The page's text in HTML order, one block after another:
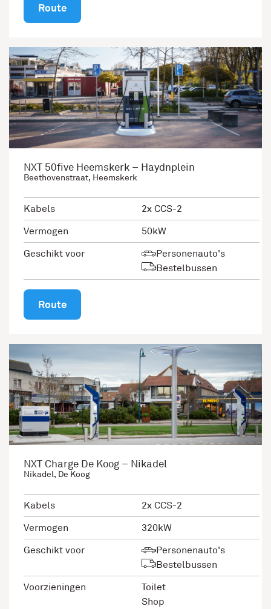
Route
NXT 50five Heemskerk – Haydnplein
Beethovenstraat, Heemskerk
Kabels
2x CCS-2
Vermogen
50kW
Geschikt voor
Personenauto's
Bestelbussen
Route
NXT Charge De Koog – Nikadel
Nikadel, De Koog
Kabels
2x CCS-2
Vermogen
320kW
Geschikt voor
Personenauto's
Bestelbussen
Voorzieningen
Toilet
Shop